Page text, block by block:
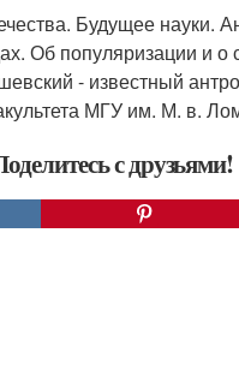
Будущее науки.
Об популяризации и о
- известный
МГУ им. М. в.
с друзьями!